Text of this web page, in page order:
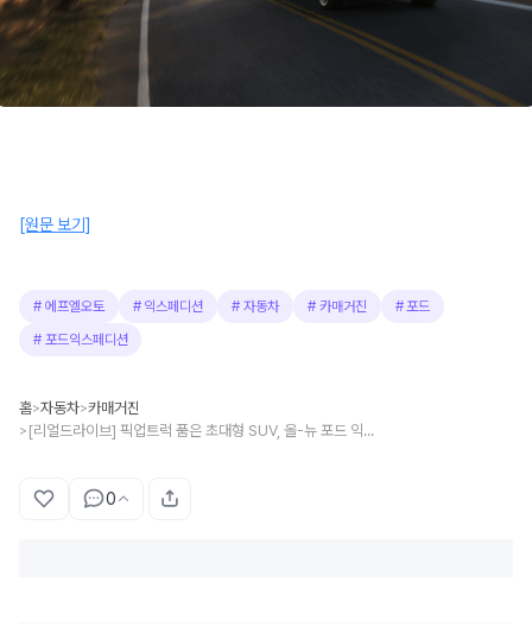
[원문 보기]
# 에프엘오토 # 익스페디션 #자동차 # 카매거진 #포드
# 포드익스페디션
홈>자동차>카매거진
> [리얼드라이브] 픽업트럭 품은 초대형 SUV, 올-뉴 포드 익스페디션
0